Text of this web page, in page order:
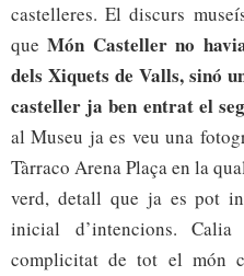
castelleres. El discurs
queMón Casteller no
dels Xiquets de Valls, sinó
casteller ja ben entrat el
al Museu ja es veu una
Tàrraco Arena Plaça en la
verd, detall que ja es pot
inicial d’intencions.
complicitat de tot el món